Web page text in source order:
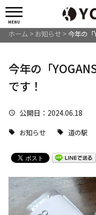
MENU
ホーム > お知らせ>今年の「
今年の「
です！
公開日 ：2024.06.18
お知らせ 道の駅